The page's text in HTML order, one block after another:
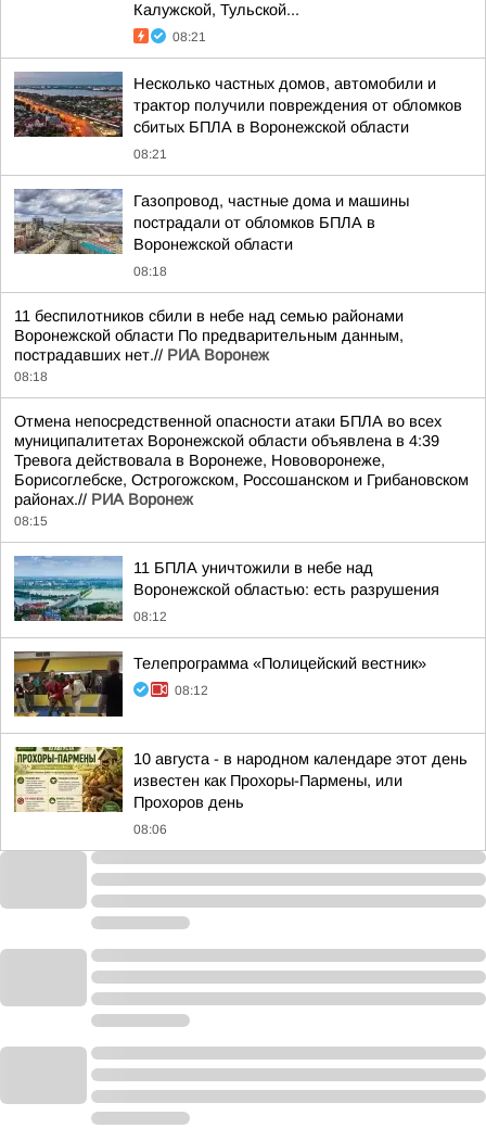
Калужской, Тульской...
08:21
Несколько частных домов, автомобили и
трактор получили повреждения от обломков
сбитых БПЛА в Воронежской области
08:21
Газопровод, частные дома и машины
пострадали от обломков БПЛА в
Воронежской области
08:18
11 беспилотников сбили в небе над семью районами
Воронежской области По предварительным данным,
пострадавших нет.// РИА Воронеж
08:18
Отмена непосредственной опасности атаки БПЛА во всех
муниципалитетах Воронежской области объявлена в 4:39
Тревога действовала в Воронеже, Нововоронеже,
Борисоглебске, Острогожском, Россошанском и Грибановском
районах.// РИА Воронеж
08:15
11 БПЛА уничтожили в небе над
Воронежской областью: есть разрушения
08:12
Телепрограмма «Полицейский вестник»
08:12
10 августа - в народном календаре этот день
известен как Прохоры-Пармены, или
Прохоров день
08:06